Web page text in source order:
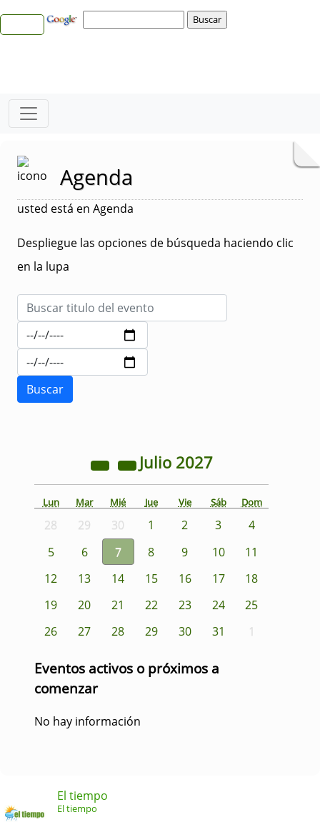
Agenda
usted está en Agenda
Despliegue las opciones de búsqueda haciendo clic
en la lupa
Julio 2027
Lun Mar Mié Jue Vie Sáb Dom
28 29 30 1 2 3
4
5
6 7 8 9 10
11
12
13 14 15 16 17
18
19
20 21 22 23 24
25
26
27 28 29 30 31 1
Eventos activos o próximos a
comenzar
No hay información
El tiempo
El tiempo